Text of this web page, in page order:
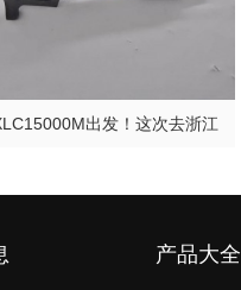
出发！这次去浙江
产品大全